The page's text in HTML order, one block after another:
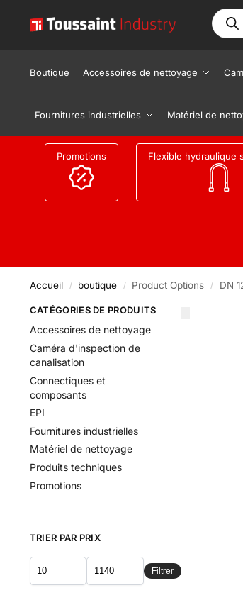
Boutique Accessoires de nettoyage
Fournitures industrielles Matériel de
Promotions Flexible hydraulique
Accueil / boutique / Product Options / DN
CATÉGORIES DE PRODUITS
Accessoires de nettoyage
Caméra d'inspection de
canalisation
Connectiques et
composants
EPI
Fournitures industrielles
Matériel de nettoyage
Produits techniques
Promotions
TRIER PAR PRIX
Filtrer